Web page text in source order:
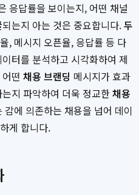
응답률을 보이는지, 어떤 채널
는지 아는 것은 중요합니다.두
, 메시지 오픈율, 응답률 등 다
터를 분석하고 시각화하여 제
떤 채용 브랜딩 메시지가 효과
지 파악하여 더욱 정교한채용
에 의존하는 채용을 넘어 데이
게 합니다.